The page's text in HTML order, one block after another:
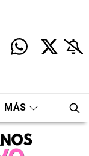
MÁS